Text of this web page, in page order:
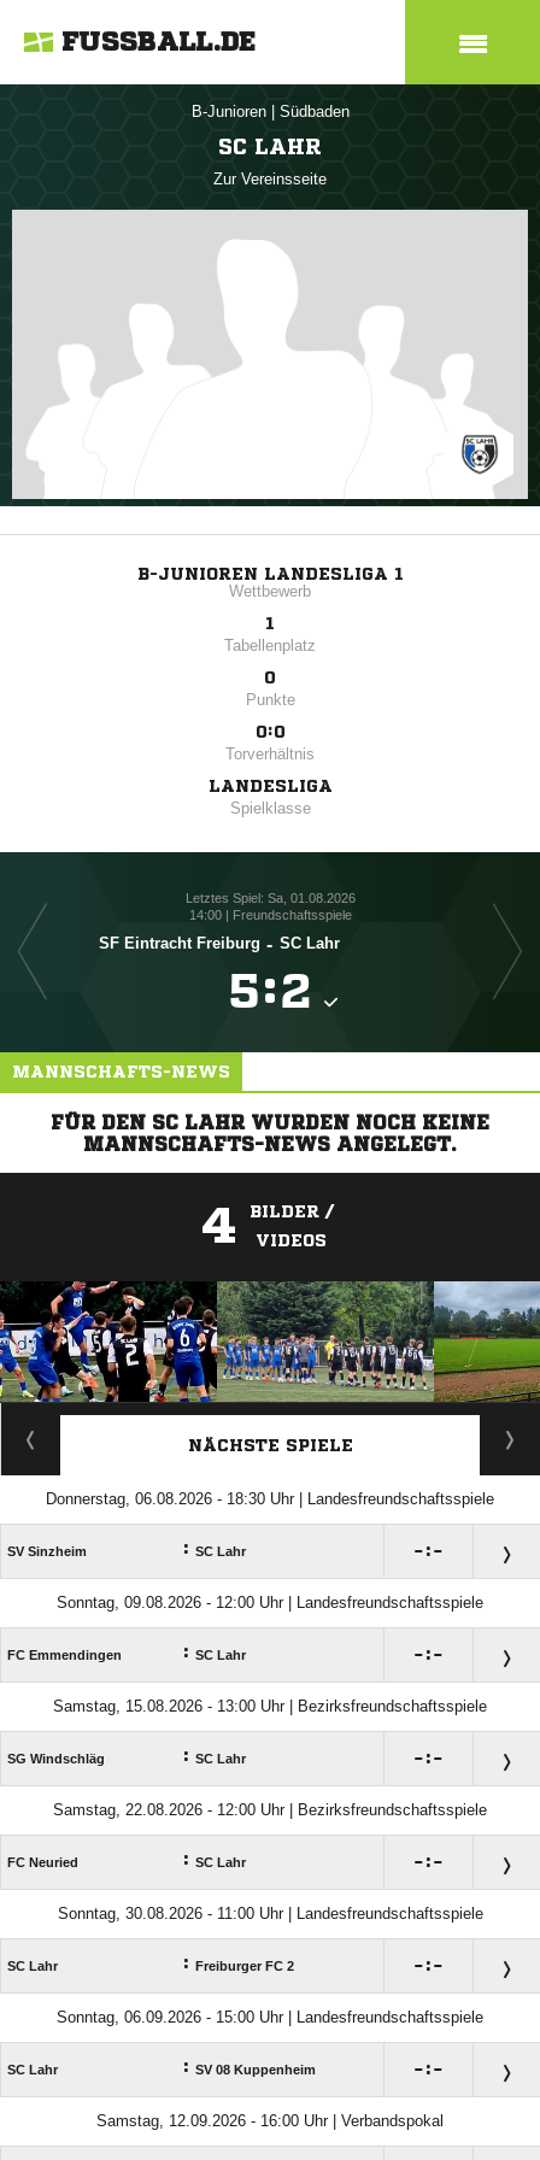
FUSSBALL.DE
B-Junioren Südbaden
SC LAHR
Zur Vereinsseite
B-JUNIOREN LANDESLIGA 1
Wettbewerb
1
Tabellenplatz
0
Punkte
0:0
Torverhältnis
LANDESLIGA
Spielklasse
Letztes Spiel: Sa, 01.08.2026
14:00 | Freundschaftsspiele
SF Eintracht Freiburg - SC Lahr
:
MANNSCHAFTS-NEWS
FÜR DEN SC LAHR WURDEN NOCH KEINE
MANNSCHAFTS-NEWS ANGELEGT.
4
BILDER /
VIDEOS
ANZEIGE
NÄCHSTE SPIELE
Donnerstag, 06.08.2026 - 18:30 Uhr | Landesfreundschaftsspiele
SV Sinzheim : SC Lahr :
Sonntag, 09.08.2026 - 12:00 Uhr | Landesfreundschaftsspiele
FC Emmendingen : SC Lahr :
Samstag, 15.08.2026 - 13:00 Uhr | Bezirksfreundschaftsspiele
SG Windschläg : SC Lahr :
Samstag, 22.08.2026 - 12:00 Uhr | Bezirksfreundschaftsspiele
FC Neuried : SC Lahr :
Sonntag, 30.08.2026 - 11:00 Uhr | Landesfreundschaftsspiele
SC Lahr : Freiburger FC 2 :
Sonntag, 06.09.2026 - 15:00 Uhr | Landesfreundschaftsspiele
SC Lahr : SV 08 Kuppenheim :
Samstag, 12.09.2026 - 16:00 Uhr | Verbandspokal